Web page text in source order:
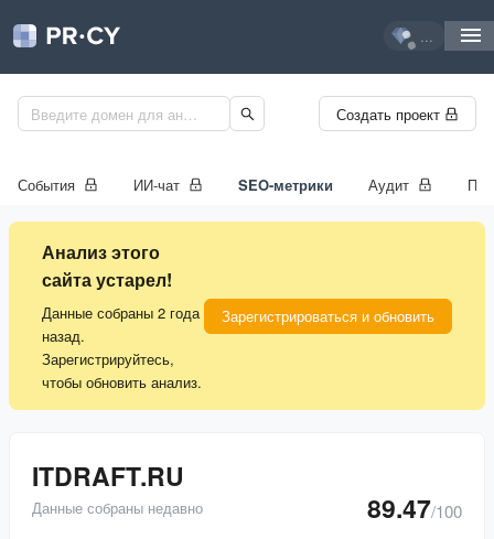
...
Создать проект
События ИИ-чат SEO-метрики Аудит
Анализ этого
сайта устарел!
Данные собраны 2 года
назад.
Зарегистрируйтесь,
чтобы обновить анализ.
Зарегистрироваться и обновить
ITDRAFT.RU
Данные собраны недавно 89.47/100